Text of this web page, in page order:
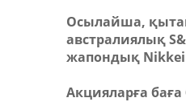
Осылайша,
австралиялық
жапондық Nikkei
Акцияларға